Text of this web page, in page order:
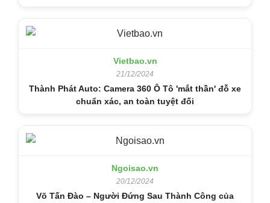
Vietbao.vn
21/12/2024
Thành Phát Auto: Camera 360 Ô Tô 'mắt thần' đỗ xe
chuẩn xác, an toàn tuyệt đối
Ngoisao.vn
20/12/2024
Võ Tấn Đào – Người Đứng Sau Thành Công của